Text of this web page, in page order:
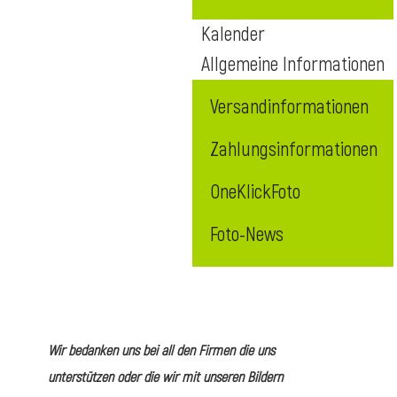
Kalender
Allgemeine Informationen
Versandinformationen
Zahlungsinformationen
OneKlickFoto
Foto-News
Wir bedanken uns bei all den Firmen die uns
unterstützen oder die wir mit unseren Bildern